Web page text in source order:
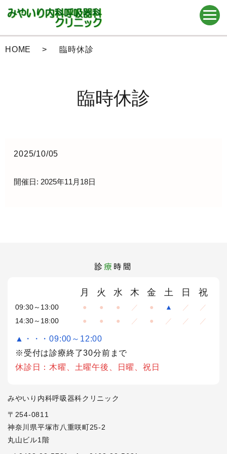
HOME 臨時休診
臨時休診
2025/10/05
開催日: 2025年11月18日
診 療 時間
月 火 水 木 金 土 日 祝
09:30～13:00 ● ● ● ／ ● ▲ ／
／
14:30～18:00
● ● ● ／ ● ／ ／ ／
▲・・・09:00～12:00
※受付は診療終了30分前まで
休診日：木曜、土曜午後、日曜、祝日
みやいり内科呼吸器科クリニック
〒254-0811
神奈川県平塚市八重咲町25-2
丸山ビル1階